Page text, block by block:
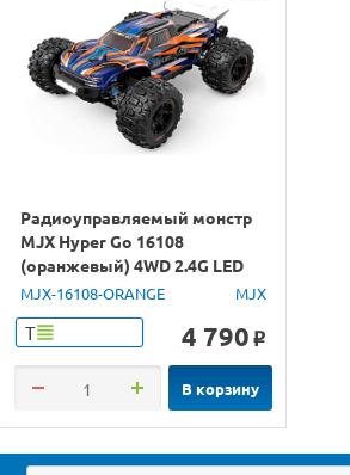
Радиоуправляемый монстр
MJX Hyper Go 16108
(оранжевый) 4WD 2.4G LED
1/16 RTR
MJX-16108-ORANGE MJX
Т 4 790 o
В корзину